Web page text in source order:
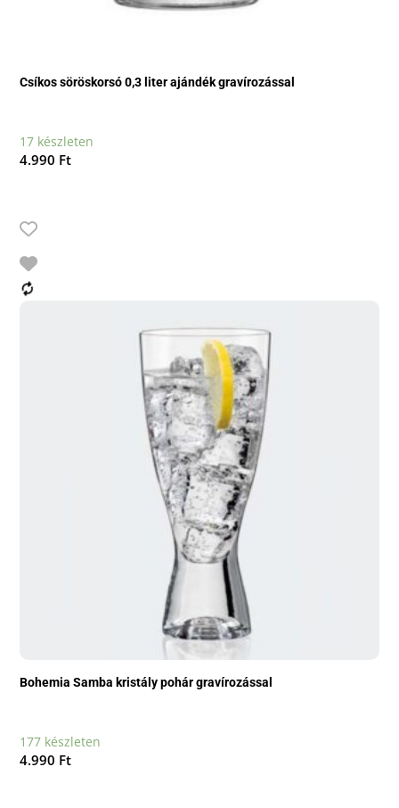
Csíkos söröskorsó 0,3 liter ajándék gravírozással
17 készleten
4.990 Ft
Bohemia Samba kristály pohár gravírozással
177 készleten
4.990 Ft